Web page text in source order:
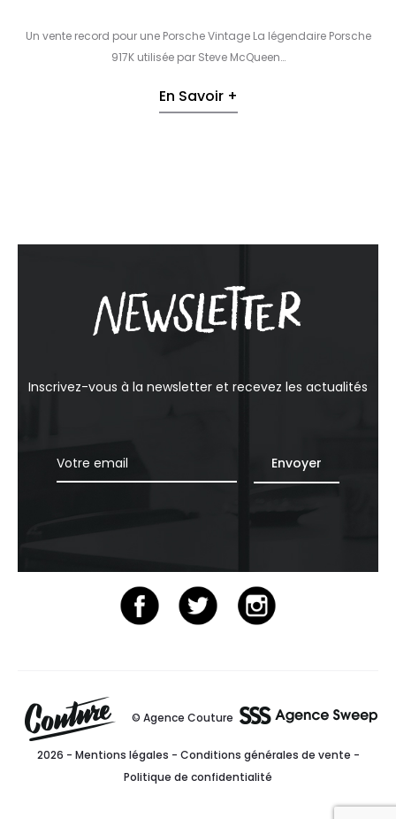
Un vente record pour une Porsche Vintage La légendaire Porsche
917K utilisée par Steve McQueen…
En Savoir +
Inscrivez-vous à la newsletter et recevez les actualités
© Agence Couture
2026 - Mentions légales - Conditions générales de vente -
Politique de confidentialité